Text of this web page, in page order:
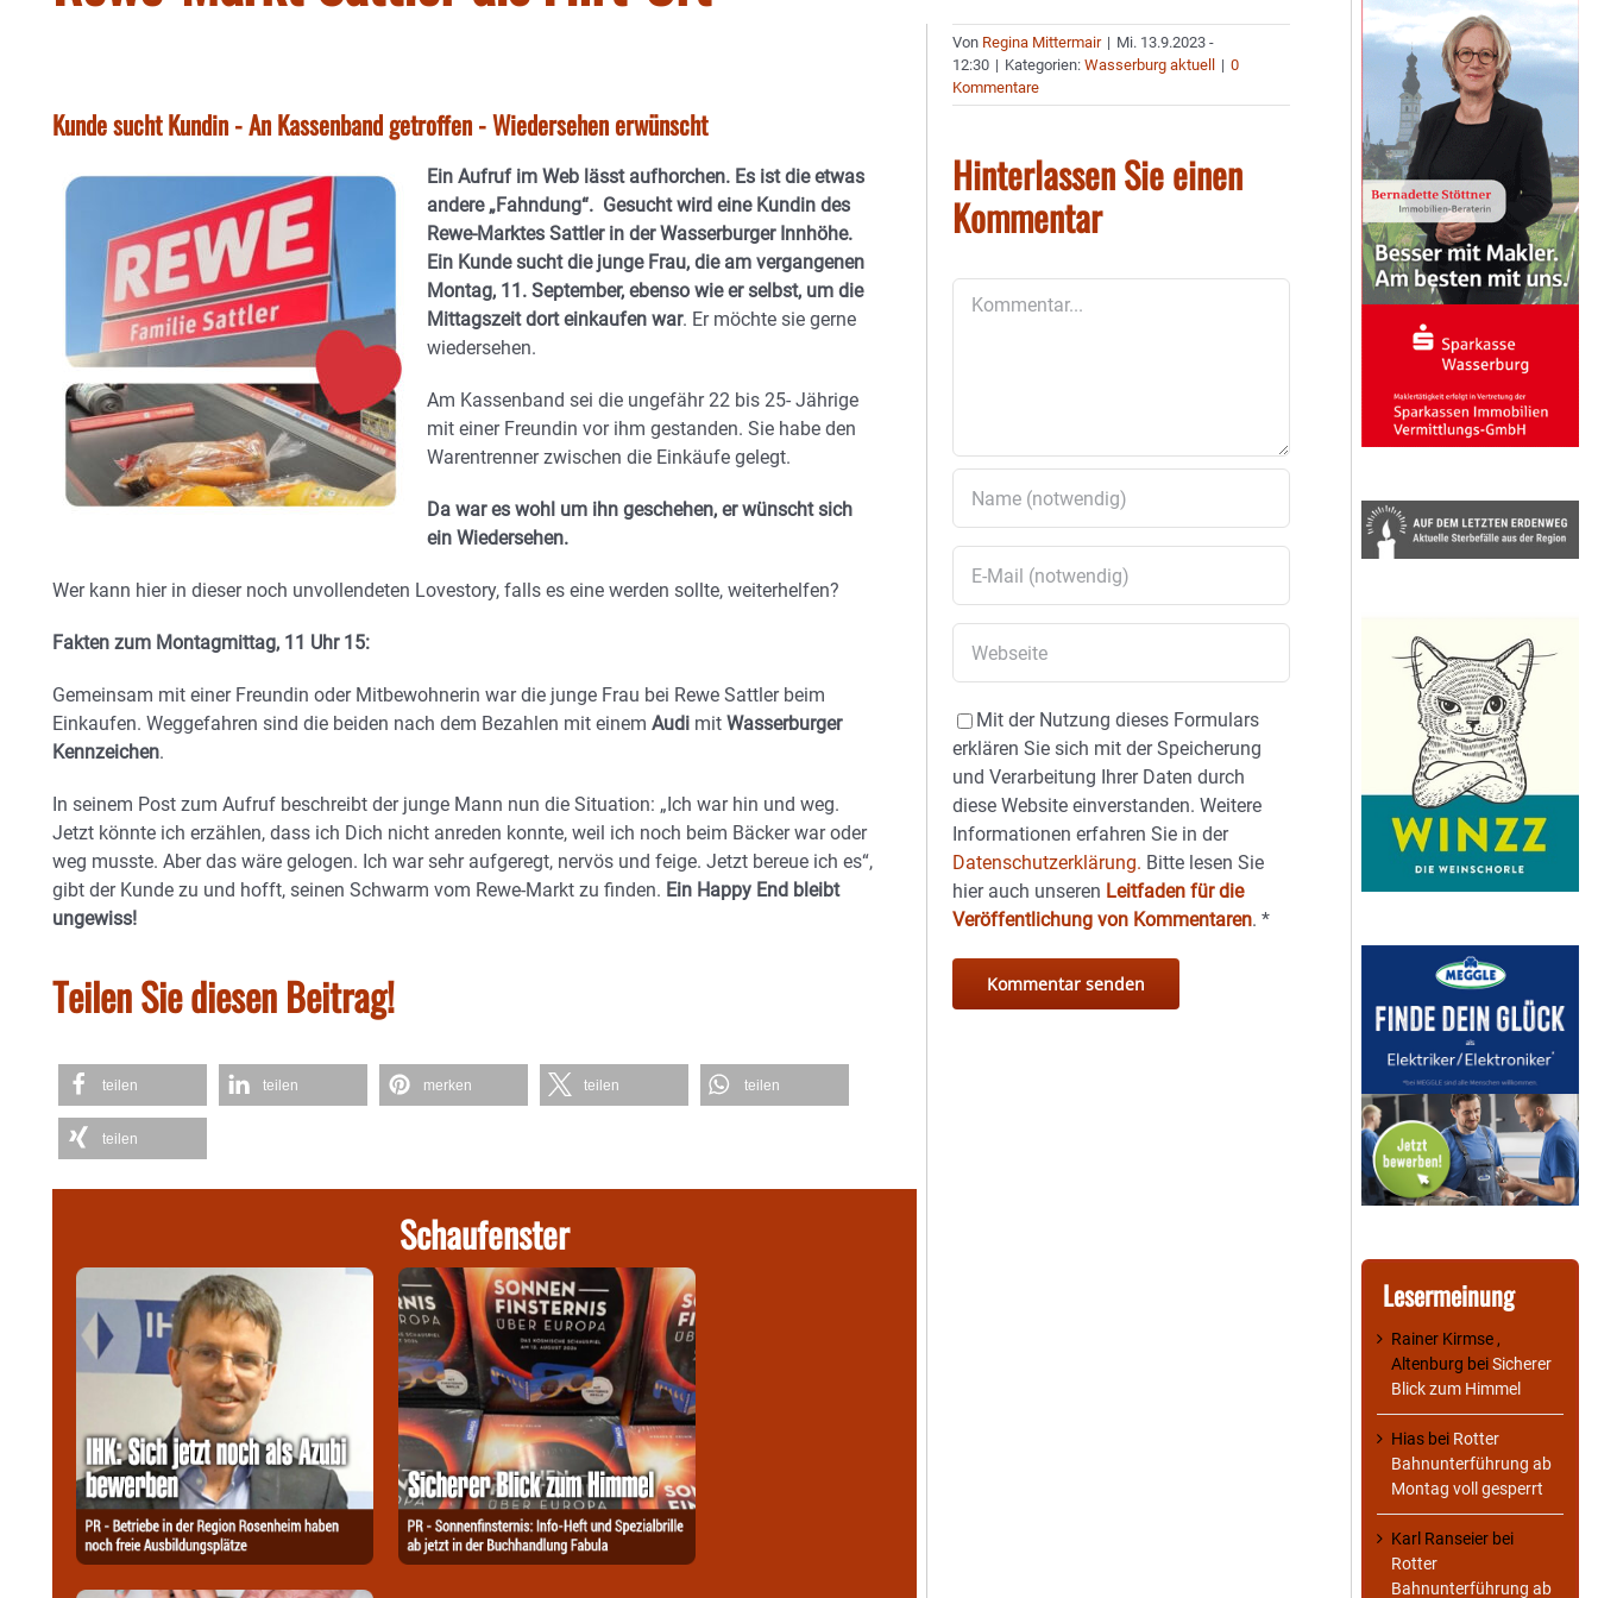
Kunde sucht Kundin - An Kassenband getroffen - Wiedersehen erwünscht
Ein Aufruf im Web lässt aufhorchen. Es ist die etwas
andere „Fahndung“. Gesucht wird eine Kundin des
Rewe-Marktes Sattler in der Wasserburger Innhöhe.
Ein Kunde sucht die junge Frau, die am vergangenen
Montag, 11. September, ebenso wie er selbst, um die
Mittagszeit dort einkaufen war. Er möchte sie gerne
wiedersehen.
Am Kassenband sei die ungefähr 22 bis 25- Jährige
mit einer Freundin vor ihm gestanden. Sie habe den
Warentrenner zwischen die Einkäufe gelegt.
Da war es wohl um ihn geschehen, er wünscht sich
ein Wiedersehen.
Wer kann hier in dieser noch unvollendeten Lovestory, falls es eine werden sollte, weiterhelfen?
Fakten zum Montagmittag, 11 Uhr 15:
Gemeinsam mit einer Freundin oder Mitbewohnerin war die junge Frau bei Rewe Sattler beim
Einkaufen. Weggefahren sind die beiden nach dem Bezahlen mit einem Audi mit Wasserburger
Kennzeichen.
In seinem Post zum Aufruf beschreibt der junge Mann nun die Situation: „Ich war hin und weg.
Jetzt könnte ich erzählen, dass ich Dich nicht anreden konnte, weil ich noch beim Bäcker war oder
weg musste. Aber das wäre gelogen. Ich war sehr aufgeregt, nervös und feige. Jetzt bereue ich es“,
gibt der Kunde zu und hofft, seinen Schwarm vom Rewe-Markt zu finden. Ein Happy End bleibt
ungewiss!
Teilen Sie diesen Beitrag!
teilen teilen merken teilen teilen
teilen
Schaufenster
Von Regina Mittermair | Mi. 13.9.2023 -
12:30 | Kategorien:Wasserburg aktuell | 0
Kommentare
Hinterlassen Sie einen
Kommentar
Mit der Nutzung dieses Formulars
erklären Sie sich mit der Speicherung
und Verarbeitung Ihrer Daten durch
diese Website einverstanden. Weitere
Informationen erfahren Sie in der
Datenschutzerklärung. Bitte lesen Sie
hier auch unseren Leitfaden für die
Veröffentlichung von Kommentaren.*
Lesermeinung
Rainer Kirmse ,
Altenburg beiSicherer
Blick zum Himmel
Hias bei Rotter
Bahnunterführung ab
Montag voll gesperrt
Karl Ranseier bei
Rotter
Bahnunterführung ab